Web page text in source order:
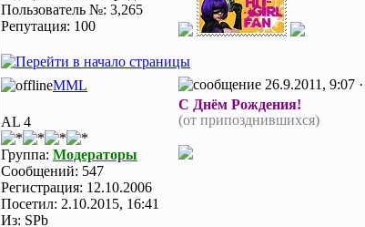
Пользователь №: 3,265
Репутация: 100
MML 26.9.2011, 9:07 ·
AL 4
Группа: Модераторы
Сообщений: 547
Регистрация: 12.10.2006
Посетил: 2.10.2015, 16:41
Из: SPb
С Днём Рождения!
(от припозднившихся)